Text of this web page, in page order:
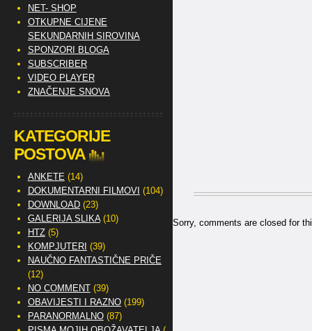
Sorry, comments are closed for
NET- SHOP
OTKUPNE CIJENE
SEKUNDARNIH SIROVINA
SPONZORI BLOGA
SUBSCRIBER
VIDEO PLAYER
ZNAČENJE SNOVA
KATEGORIJE
POSTOVA
ANKETE (14)
DOKUMENTARNI FILMOVI (104)
DOWNLOAD(23)
GALERIJA SLIKA(10)
HTZ(5)
KOMPJUTERI (39)
NAUČNO FANTASTIČNE PRIČE
(12)
NO COMMENT(39)
OBAVIJESTI I RAZNO(199)
PARANORMALNO(87)